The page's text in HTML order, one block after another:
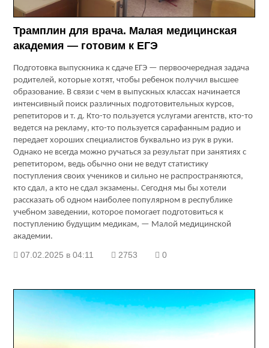
Трамплин для врача. Малая медицинская
академия — готовим к ЕГЭ
Подготовка выпускника к сдаче ЕГЭ — первоочередная задача
родителей, которые хотят, чтобы ребенок получил высшее
образование. В связи с чем в выпускных классах начинается
интенсивный поиск различных подготовительных курсов,
репетиторов и т. д. Кто-то пользуется услугами агентств, кто-то
ведется на рекламу, кто-то пользуется сарафанным радио и
передает хороших специалистов буквально из рук в руки.
Однако не всегда можно ручаться за результат при занятиях с
репетитором, ведь обычно они не ведут статистику
поступления своих учеников и сильно не распространяются,
кто сдал, а кто не сдал экзамены. Сегодня мы бы хотели
рассказать об одном наиболее популярном в республике
учебном заведении, которое помогает подготовиться к
поступлению будущим медикам, — Малой медицинской
академии.
07.02.2025 в 04:11 2753 0